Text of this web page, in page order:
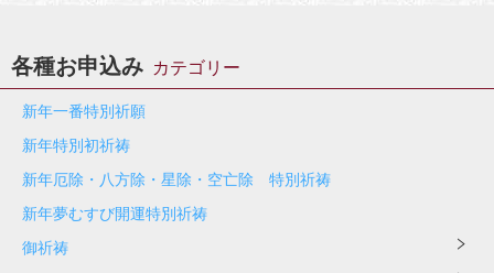
各種お申込み カテゴリー
新年一番特別祈願
新年特別初祈祷
新年厄除・八方除・星除・空亡除 特別祈祷
新年夢むすび開運特別祈祷
御祈祷